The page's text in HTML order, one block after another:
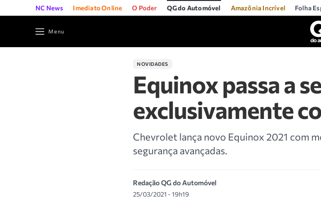
NC News Imediato Online O Poder QG do Automóvel Amazônia Incrível Folha
Menu
NOVIDADES
Equinox passa a
exclusivamente
Chevrolet lança novo Equinox 2021 com
segurança avançadas.
Redação QG do Automóvel
25/03/2021 - 19h19